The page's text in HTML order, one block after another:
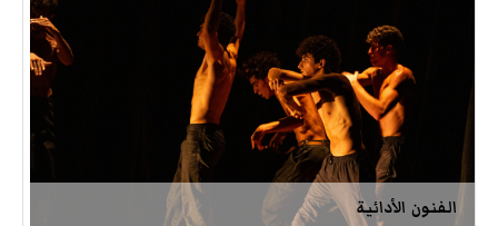
الفنون الأدائية